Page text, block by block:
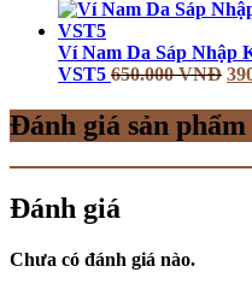
Ví Nam Da Sáp Nhập
VST5 650.000VNĐ
Đánh giá sản phẩm
Đánh giá
Chưa có đánh giá nào.